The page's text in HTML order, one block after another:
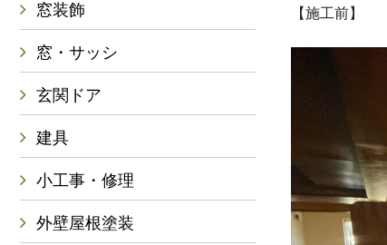
窓装飾
窓・サッシ
玄関ドア
建具
小工事・修理
外壁屋根塗装
【施工前】